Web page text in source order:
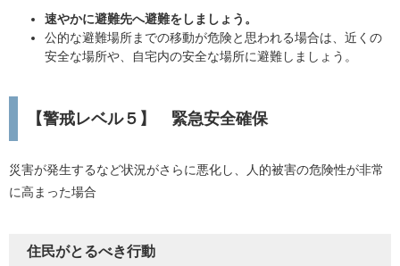
速やかに避難先へ避難をしましょう。
公的な避難場所までの移動が危険と思われる場合は、近くの
安全な場所や、自宅内の安全な場所に避難しましょう。
【警戒レベル５】 緊急安全確保
災害が発生するなど状況がさらに悪化し、人的被害の危険性が非常
に高まった場合
住民がとるべき行動